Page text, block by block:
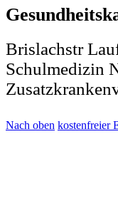
Brislachstr
Schulmedizin
Nach oben kostenfreier